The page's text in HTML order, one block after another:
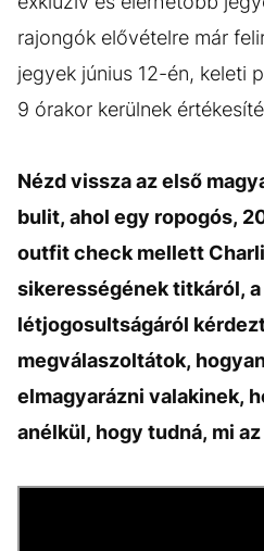
rajongók elővételre már
jegyek június 12-én, keleti
9 órakor kerülnek
Nézd vissza az első
bulit, ahol egy ropogós,
outfit check mellett
sikerességének titkáról,
létjogosultságáról
megválaszoltátok,
elmagyarázni valakinek,
anélkül, hogy tudná, mi az